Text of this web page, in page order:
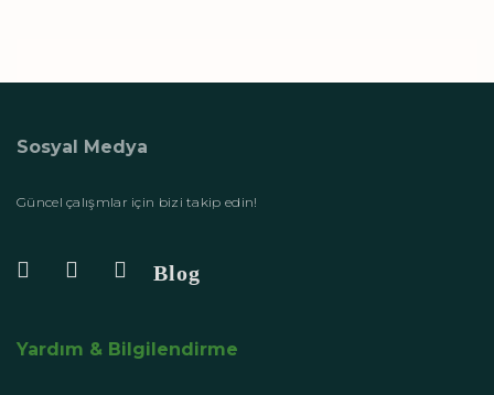
Sosyal Medya
Güncel çalışmlar için bizi takip edin!
Yardım & Bilgilendirme